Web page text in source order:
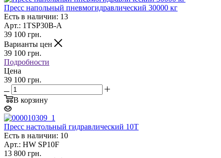
Пресс напольный пневмогидравлический 30000 кг
Есть в наличии: 13
Арт.: 1TSP30B-A
39 100 грн.
Варианты цен
39 100 грн.
Подробности
Цена
39 100 грн.
В корзину
Пресс настольный гидравлический 10T
Есть в наличии: 10
Арт.: HW SP10F
13 800 грн.